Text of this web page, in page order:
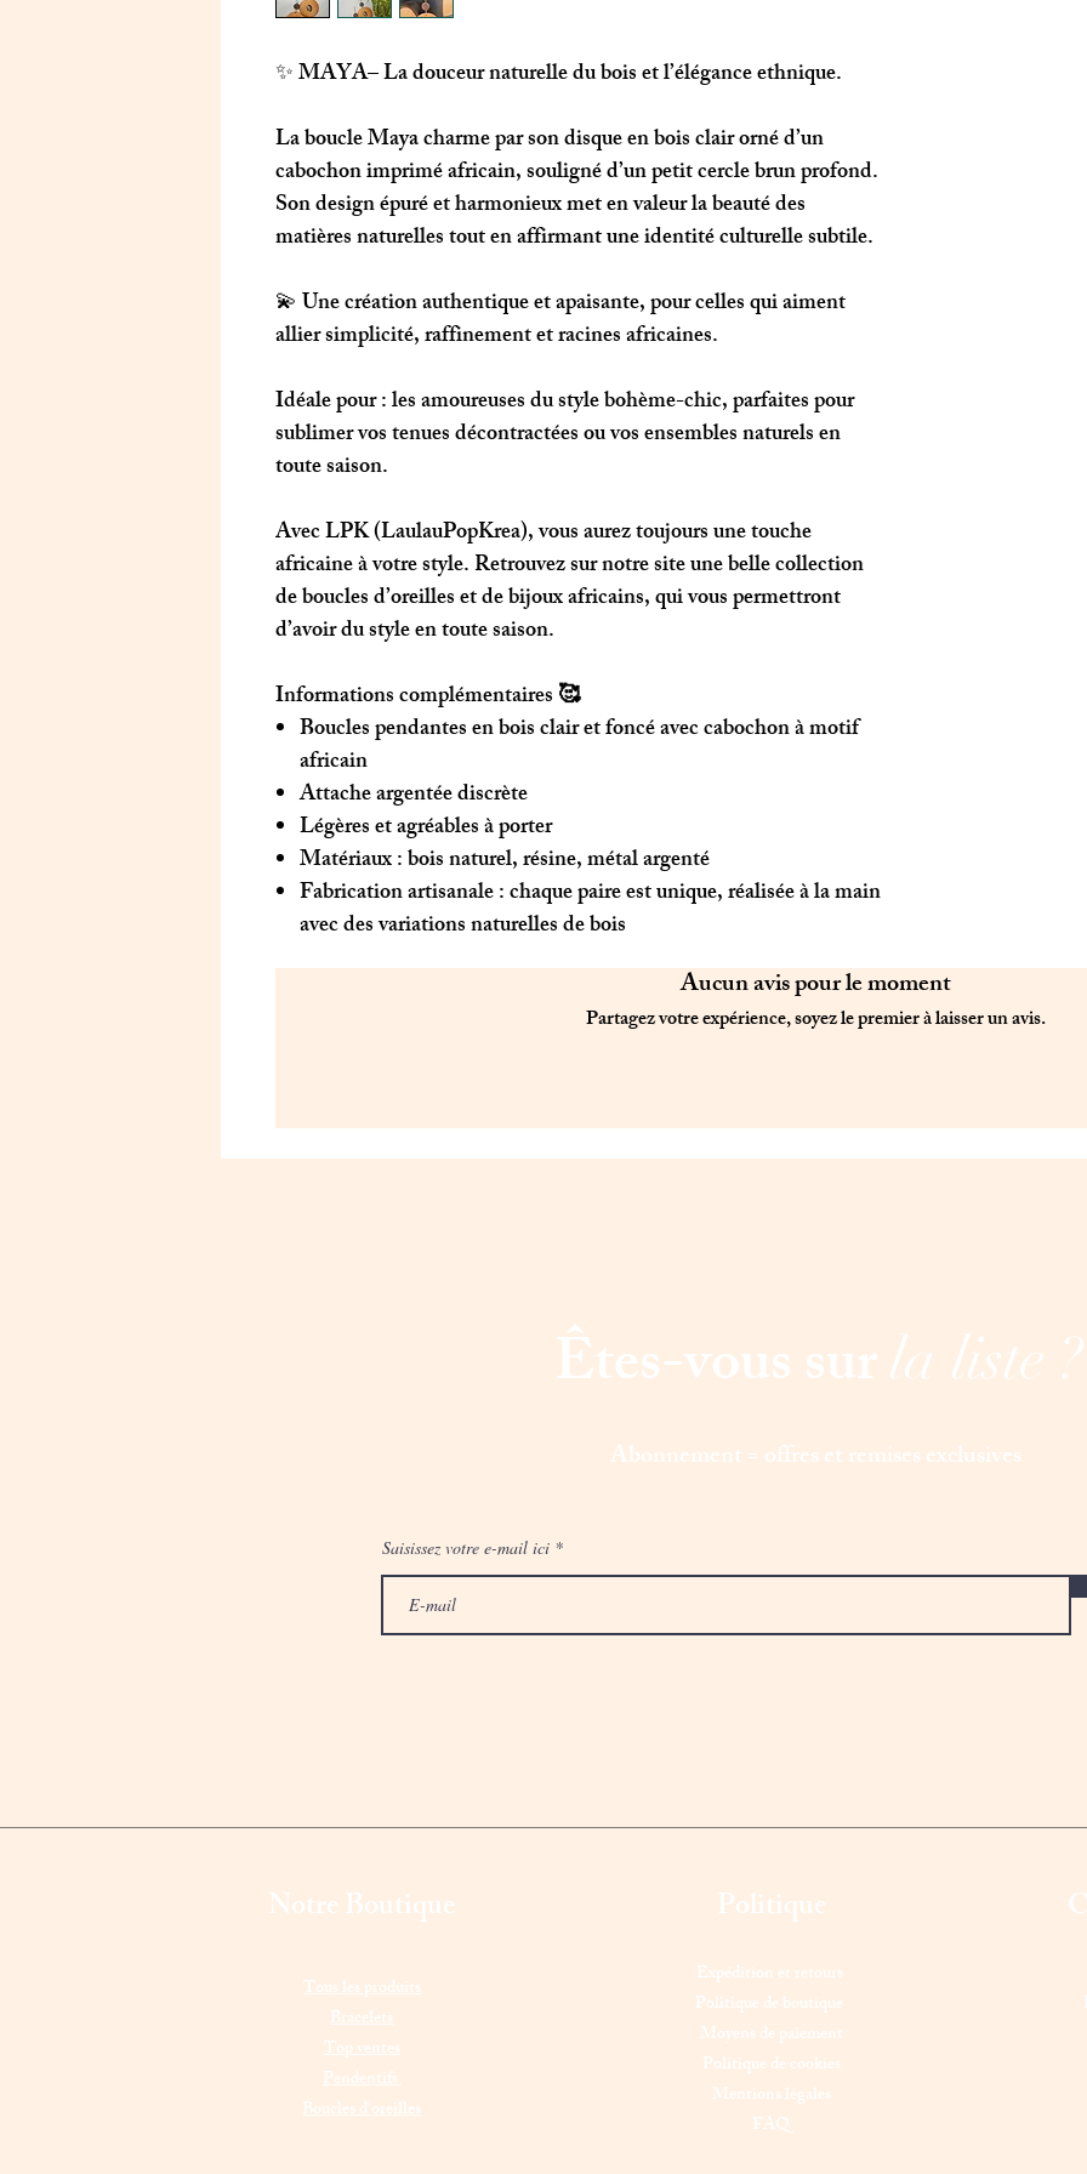
✨MAYA– La douceur naturelle du bois et l’élégance ethnique.
La boucleMayacharme par son disque en bois clair orné d’un
cabochon imprimé africain, souligné d’un petit cercle brun profond.
Son design épuré et harmonieux met en valeur la beauté des
matières naturelles tout en affirmant une identité culturelle subtile.
💫 Une création authentique et apaisante, pour celles qui aiment
allier simplicité, raffinement et racines africaines.
Idéale pour: les amoureuses du style bohème-chic, parfaites pour
sublimer vos tenues décontractées ou vos ensembles naturels en
toute saison.
AvecLPK (LaulauPopKrea), vous aurez toujours une touche
africaine à votre style. Retrouvez sur notre site une belle collection
de boucles d’oreilles et de bijoux africains, qui vous permettront
d’avoir du style en toute saison.
Informations complémentaires 🥰
Boucles pendantes en bois clair et foncé avec cabochon à motif
africain
Attache argentée discrète
Légères et agréables à porter
Matériaux : bois naturel, résine, métal argenté
Fabrication artisanale : chaque paire est unique, réalisée à la main
avec des variations naturelles de bois
Aucun avis pour le moment
Partagez votre expérience, soyez le premier à laisser un avis.
Êtes-vous surla liste ?
Abonnement = offres et remises exclusives
Saisissez votre e-mail ici
Notre Boutique
Tous les produits
Bracelets
Top ventes
Pendentifs
Boucles d'oreilles
Politique
Expédition et retours
Politique de boutique
Moyens de paiement
Politique de cookies
Mentions légales
FAQ